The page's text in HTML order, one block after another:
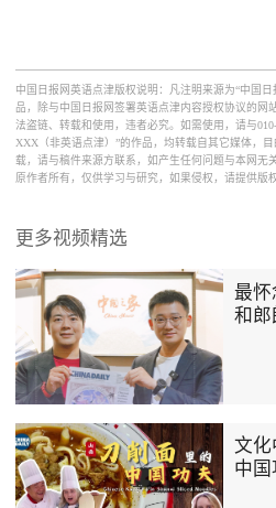
中国日报网英语点津版权说明：凡注明来源为“中国
品，除与中国日报网签署英语点津内容授权协议的网
法盗链、转载和使用，违者必究。如需使用，请与010-
XXX（非英语点津）”的作品，均转载自其它媒体，
载，请与稿件来源方联系，如产生任何问题与本网无
原作者所有，仅供学习与研究，如果侵权，请提供版
更多视频精选
最怀
和郎
文化
中国